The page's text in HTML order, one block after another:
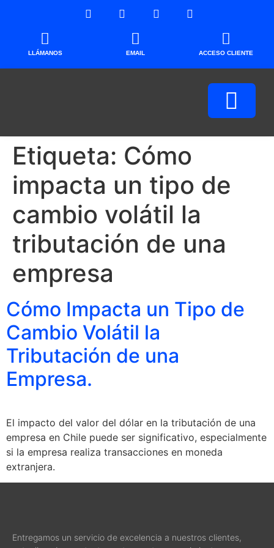
LLÁMANOS EMAIL ACCESO CLIENTE
Etiqueta: Cómo
impacta un tipo de
cambio volátil la
tributación de una
empresa
Cómo Impacta un Tipo de
Cambio Volátil la
Tributación de una
Empresa.
El impacto del valor del dólar en la tributación de una
empresa en Chile puede ser significativo, especialmente
si la empresa realiza transacciones en moneda
extranjera.
Entregamos un servicio de excelencia a nuestros clientes,